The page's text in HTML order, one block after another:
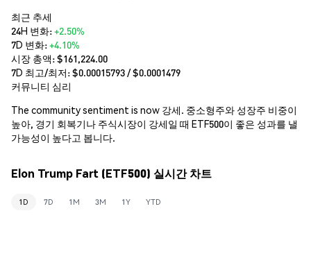
최근 추세
24H 변화:+2.50%
7D 변화:+4.10%
시장 총액:$161,224.00
7D 최고/최저: $0.00015793/ $0.0001479
커뮤니티 심리
The community sentiment is now 강세. 중소형주와 성장주 비중이
높아, 경기 회복기나 주식시장이 강세일 때 ETF500이 좋은 성과를 낼
가능성이 높다고 봅니다.
Elon Trump Fart (ETF500) 실시간 차트
1D 7D 1M 3M 1Y YTD